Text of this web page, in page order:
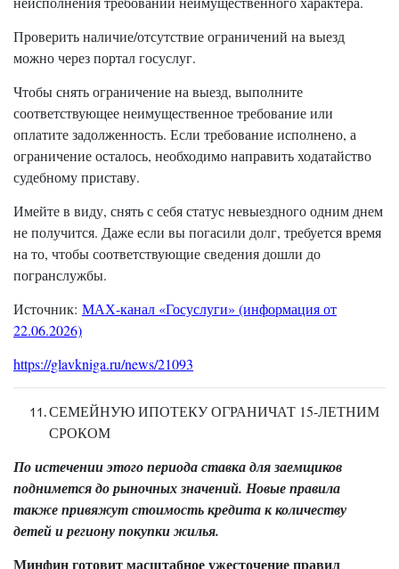
Проверить наличие/отсутствие ограничений на выезд
можно через портал госуслуг.
Чтобы снять ограничение на выезд, выполните
соответствующее неимущественное требование или
оплатите задолженность. Если требование исполнено, а
ограничение осталось, необходимо направить ходатайство
судебному приставу.
Имейте в виду, снять с себя статус невыездного одним днем
не получится. Даже если вы погасили долг, требуется время
на то, чтобы соответствующие сведения дошли до
погранслужбы.
Источник: МАХ-канал «Госуслуги» (информация от
22.06.2026)
https://glavkniga.ru/news/21093
СЕМЕЙНУЮ ИПОТЕКУ ОГРАНИЧАТ 15-ЛЕТНИМ
СРОКОМ
По истечении этого периода ставка для заемщиков
поднимется до рыночных значений. Новые правила
также привяжут стоимость кредита к количеству
детей и региону покупки жилья.
Минфин готовит масштабное ужесточение правил